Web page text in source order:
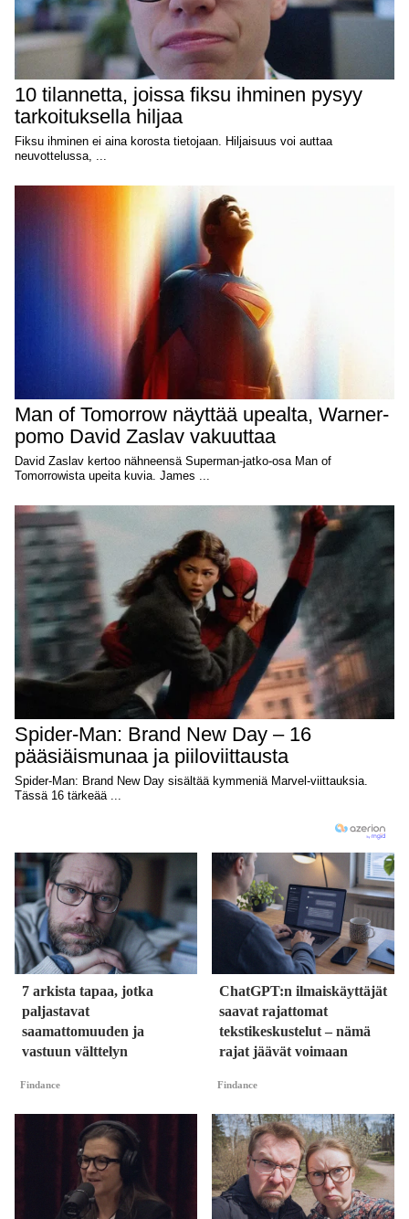
7 arkista tapaa, jotka
paljastavat
saamattomuuden ja
vastuun välttelyn
Findance
ChatGPT:n ilmaiskäyttäjät
saavat rajattomat
tekstikeskustelut – nämä
rajat jäävät voimaan
Findance